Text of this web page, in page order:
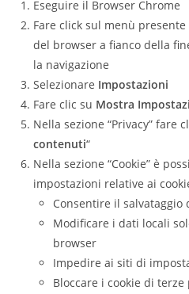
Eseguire il Browser Chrome
Fare click sul menù
del browser a fianco della
la navigazione
Selezionare Impostazioni
Fare clic su Mostra
Nella sezione “Privacy” fare
contenuti“
Nella sezione “Cookie” è
impostazioni relative ai
Consentire il salvataggio
Modificare i dati locali
browser
Impedire ai siti di
Bloccare i cookie di